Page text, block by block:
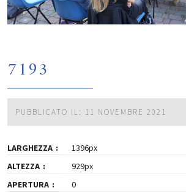
7193
PUBBLICATO IL: 11 NOVEMBRE 2021
LARGHEZZA
1396px
ALTEZZA
929px
APERTURA
0